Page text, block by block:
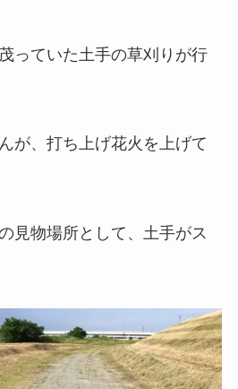
っていた土手の草刈りが行
が、打ち上げ花火を上げて
見物場所として、土手がス